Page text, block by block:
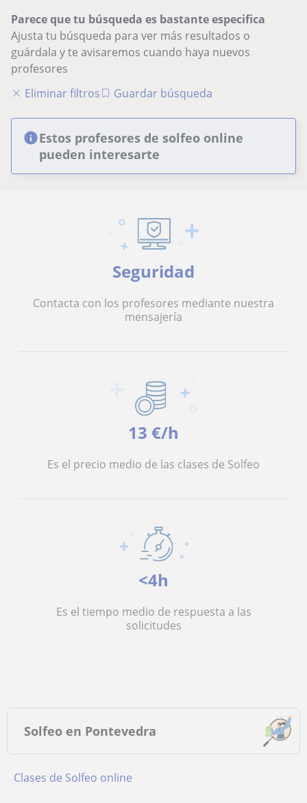
Parece que tu búsqueda es bastante especifica
Ajusta tu búsqueda para ver más resultados o
guárdala y te avisaremos cuando haya nuevos
profesores
Eliminar filtros
Guardar búsqueda
Estos profesores de solfeo online
pueden interesarte
Seguridad
Contacta con los profesores mediante nuestra
mensajería
13 €/h
Es el precio medio de las clases de Solfeo
<4h
Es el tiempo medio de respuesta a las
solicitudes
Solfeo en Pontevedra
Clases de Solfeo online